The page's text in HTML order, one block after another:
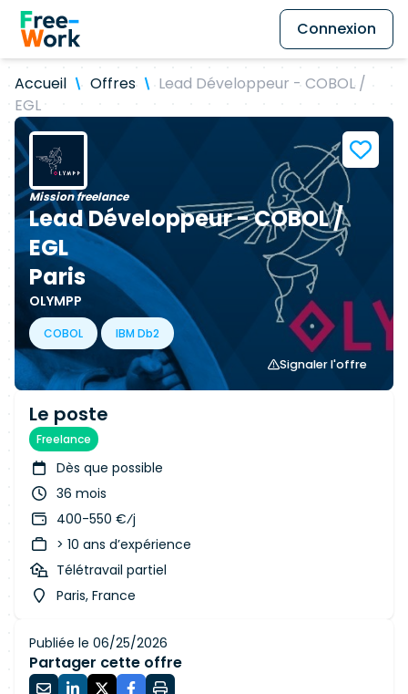
Connexion
Accueil Offres
Lead Développeur - COBOL /
EGL
Mission freelance
Lead Développeur - COBOL /
EGL
Paris
OLYMPP
COBOL
IBM Db2
Signaler l'offre
Le poste
Freelance
Dès que possible
36 mois
400-550 €⁄j
> 10 ans d’expérience
Télétravail partiel
Paris, France
Publiée le 06/25/2026
Partager cette offre